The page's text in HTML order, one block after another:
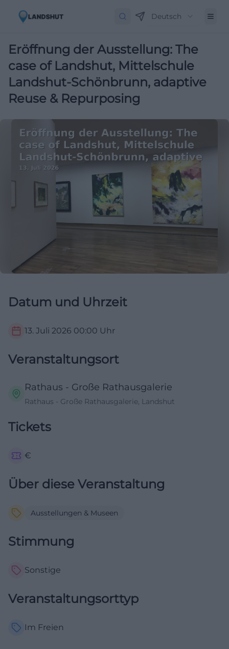
Deutsch
Eröffnung der Ausstellung: The
case of Landshut, Mittelschule
Landshut-Schönbrunn, adaptive
Reuse & Repurposing
Datum und Uhrzeit
13. Juli 2026 00:00 Uhr
Veranstaltungsort
Rathaus - Große Rathausgalerie
Rathaus - Große Rathausgalerie, Landshut
Tickets
€
Über diese Veranstaltung
Ausstellungen & Museen
Stimmung
Sonstige
Veranstaltungsorttyp
Im Freien